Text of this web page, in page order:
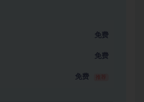
免费
免费
免费